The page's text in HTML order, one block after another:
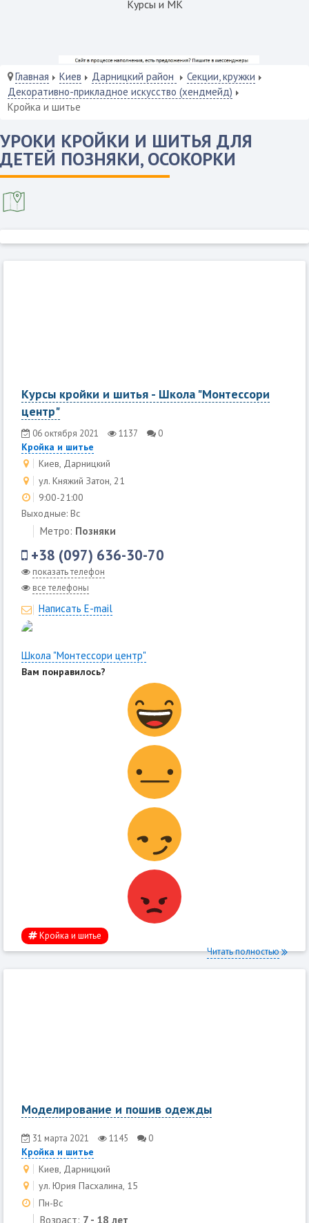
Курсы и МК
Главная Киев Дарницкий район
Секции, кружки
Декоративно-прикладное искусство (хендмейд)
Кройка и шитье
УРОКИ КРОЙКИ И ШИТЬЯ ДЛЯ
ДЕТЕЙ ПОЗНЯКИ, ОСОКОРКИ
Курсы кройки и шитья - Школа "Монтессори
центр"
06 октября 2021 1137 0
Кройка и шитье
Киев, Дарницкий
ул. Княжий Затон, 21
9:00-21:00
Выходные: Вс
Метро: Позняки
+38 (097) 636-30-70
показать телефон
все телефоны
Написать E-mail
Школа "Монтессори центр"
Вам понравилось?
Кройка и шитье
Читать полностью
Моделирование и пошив одежды
31 марта 2021 1145 0
Кройка и шитье
Киев, Дарницкий
ул. Юрия Пасхалина, 15
Пн-Вс
Возраст: 7 - 18 лет